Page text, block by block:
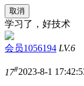
取消
学习了，好技术
会员1056194 LV.6
17#2023-8-1